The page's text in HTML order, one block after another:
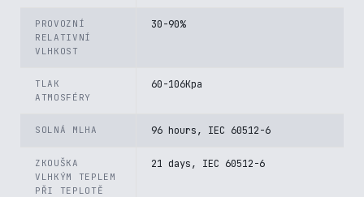
PROVOZNÍ
RELATIVNÍ
VLHKOST
30-90%
TLAK
ATMOSFÉRY
60-106Kpa
SOLNÁ MLHA 96 hours, IEC 60512-6
ZKOUŠKA
VLHKÝM TEPLEM
PŘI TEPLOTĚ
21 days, IEC 60512-6